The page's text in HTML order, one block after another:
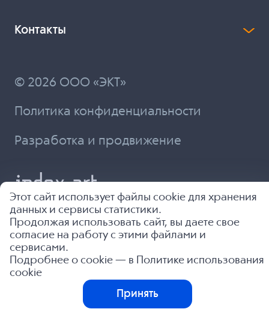
Контакты
© 2026 ООО «ЭКТ»
Политика конфиденциальности
Разработка и продвижение
Этот сайт использует файлы cookie для хранения
данных и сервисы статистики.
Продолжая использовать сайт, вы даете свое
согласие на работу с этими файлами и
сервисами.
Подробнее о cookie — в
Политике использования
cookie
Принять